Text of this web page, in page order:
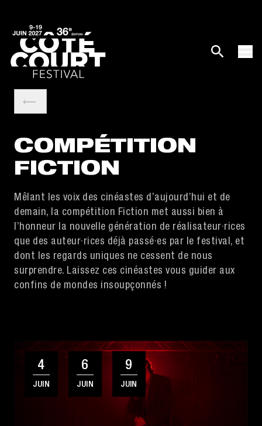
COMPÉTITION
FICTION
Mêlant les voix des cinéastes d’aujourd’hui et de
demain, la compétition Fiction met aussi bien à
l’honneur la nouvelle génération de réalisateur·rices
que des auteur·rices déjà passé·es par le festival, et
dont les regards uniques ne cessent de nous
surprendre. Laissez ces cinéastes vous guider aux
confins de mondes insoupçonnés !
4
JUIN
6
JUIN
9
JUIN